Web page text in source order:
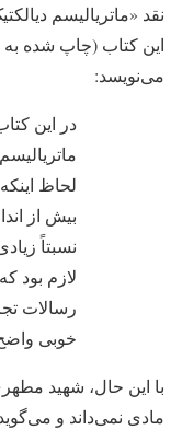
نقد «ماتریالیسم
این کتاب (چاپ شده
می‌نویسد:
در این
لحاظ
بیش از
نسبتاً
لازم بود
رسالات
خوبی
با این حال، شهید
مادی نمی‌داند و